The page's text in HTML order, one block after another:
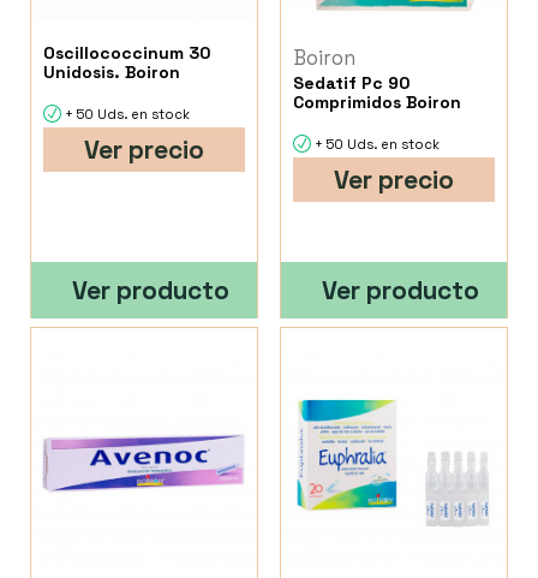
Oscillococcinum 30
Unidosis. Boiron
+ 50 Uds. en stock
Ver precio
Ver producto
Boiron
Sedatif Pc 90
Comprimidos Boiron
+ 50 Uds. en stock
Ver precio
Ver producto